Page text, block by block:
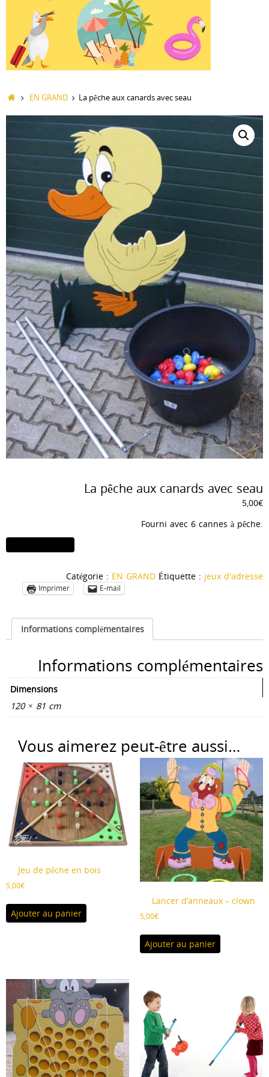
AccueilEN GRAND La pêche aux canards avec seau
La pêche aux canards avec seau
5,00€
Fourni avec 6 cannes à pêche.
quantité
de
pêche
avec
seau
Catégorie : EN GRAND Étiquette : jeux d'adresse
Imprimer E-mail
Informations complémentaires
Informations complémentaires
Dimensions
120 × 81 cm
Vous aimerez peut-être aussi…
Jeu de pêche en bois
5,00€
Ajouter au panier
Lancer d’anneaux – clown
5,00€
Ajouter au panier